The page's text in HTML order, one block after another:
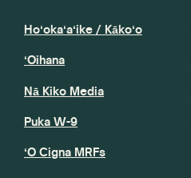
Hoʻokaʻaʻike / Kākoʻo
ʻOihana
Nā Kiko Media
Puka W-9
ʻO Cigna MRFs